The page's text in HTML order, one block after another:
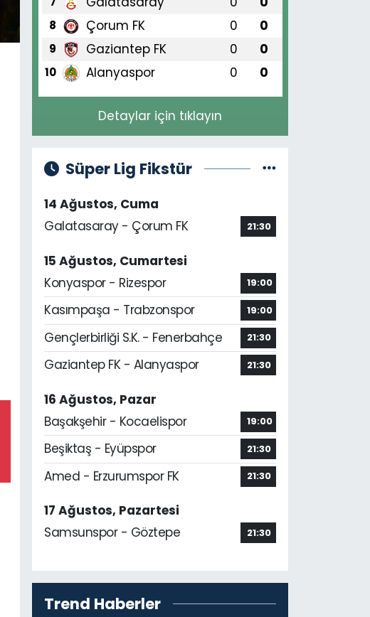
8 Çorum FK 0 0
9 Gaziantep FK 0 0
10 Alanyaspor 0 0
Detaylar için tıklayın
Süper Lig Fikstür
14 Ağustos, Cuma
Galatasaray - Çorum FK
21:30
15 Ağustos, Cumartesi
Konyaspor - Rizespor
19:00
Kasımpaşa - Trabzonspor 19:00
Gençlerbirliği S.K. - Fenerbahçe 21:30
Gaziantep FK - Alanyaspor 21:30
16 Ağustos, Pazar
Başakşehir - Kocaelispor
19:00
Beşiktaş - Eyüpspor 21:30
Amed - Erzurumspor FK 21:30
17 Ağustos, Pazartesi
Samsunspor - Göztepe
21:30
Trend Haberler